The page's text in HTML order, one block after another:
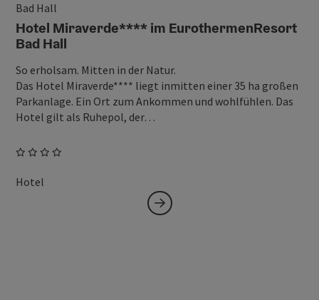
Bad Hall
Hotel Miraverde**** im EurothermenResort
Bad Hall
So erholsam. Mitten in der Natur.
Das Hotel Miraverde**** liegt inmitten einer 35 ha großen
Parkanlage. Ein Ort zum Ankommen und wohlfühlen. Das
Hotel gilt als Ruhepol, der…
Hotel